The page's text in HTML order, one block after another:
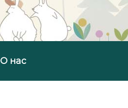
О нас